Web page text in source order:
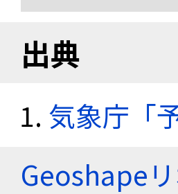
出典
気象庁「
Geoshape